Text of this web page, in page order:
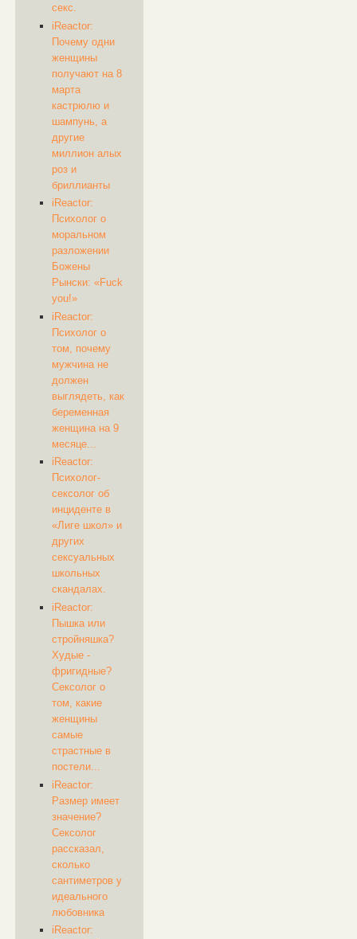
секс.
iReactor:
Почему одни
женщины
получают на 8
марта
кастрюлю и
шампунь, а
другие
миллион алых
роз и
бриллианты
iReactor:
Психолог о
моральном
разложении
Божены
Рынски: «Fuck
you!»
iReactor:
Психолог о
том, почему
мужчина не
должен
выглядеть, как
беременная
женщина на 9
месяце...
iReactor:
Психолог-
сексолог об
инциденте в
«Лиге школ» и
других
сексуальных
школьных
скандалах.
iReactor:
Пышка или
стройняшка?
Худые -
фригидные?
Сексолог о
том, какие
женщины
самые
страстные в
постели...
iReactor:
Размер имеет
значение?
Сексолог
рассказал,
сколько
сантиметров у
идеального
любовника
iReactor: